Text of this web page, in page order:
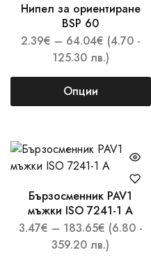
Нипел за ориентиране
BSP 60
2.39€ – 64.04€ (4.70 -
125.30 лв.)
Опции
Бързосменник PAV1
мъжки ISO 7241-1 A
3.47€ – 183.65€ (6.80 -
359.20 лв.)